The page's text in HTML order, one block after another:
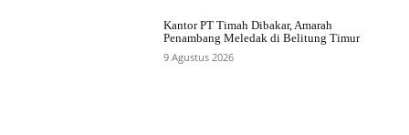
Kantor PT Timah Dibakar, Amarah
Penambang Meledak di Belitung Timur
9 Agustus 2026